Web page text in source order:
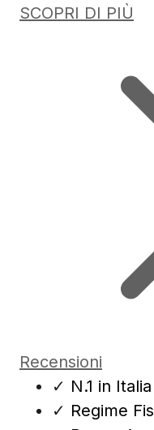
SCOPRI DI PIÙ
Recensioni
✓ N.1 in Italia
✓ Regime